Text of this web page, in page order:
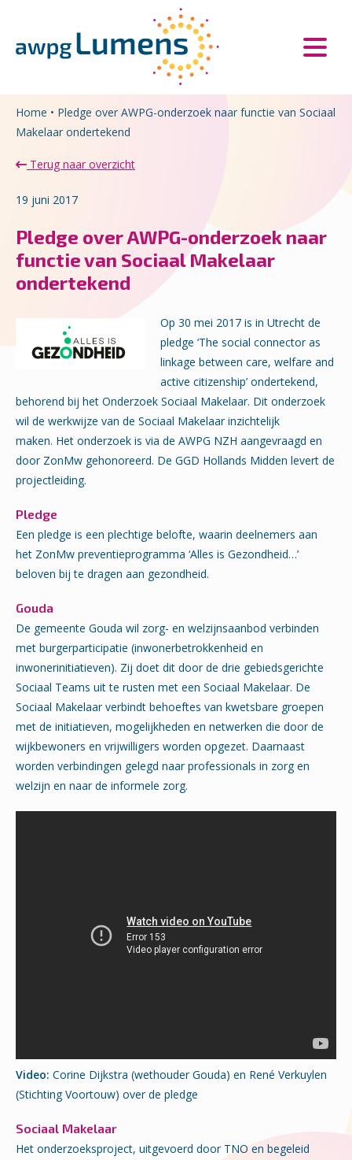
Home • Pledge over AWPG-onderzoek naar functie van Sociaal
Makelaar ondertekend
Terug naar overzicht
19 juni 2017
Pledge over AWPG-onderzoek naar
functie van Sociaal Makelaar
ondertekend
Op 30 mei 2017 is in Utrecht de
pledge ‘The social connector as
linkage between care, welfare and
active citizenship’ ondertekend,
behorend bij het Onderzoek Sociaal Makelaar. Dit onderzoek
wil de werkwijze van de Sociaal Makelaar inzichtelijk
maken. Het onderzoek is via de AWPG NZH aangevraagd en
door ZonMw gehonoreerd. De GGD Hollands Midden levert de
projectleiding.
Pledge
Een pledge is een plechtige belofte, waarin deelnemers aan
het ZonMw preventieprogramma ‘Alles is Gezondheid…’
beloven bij te dragen aan gezondheid.
Gouda
De gemeente Gouda wil zorg- en welzijnsaanbod verbinden
met burgerparticipatie (inwonerbetrokkenheid en
inwonerinitiatieven). Zij doet dit door de drie gebiedsgerichte
Sociaal Teams uit te rusten met een Sociaal Makelaar. De
Sociaal Makelaar verbindt behoeftes van kwetsbare groepen
met de initiatieven, mogelijkheden en netwerken die door de
wijkbewoners en vrijwilligers worden opgezet. Daarnaast
worden verbindingen gelegd naar professionals in zorg en
welzijn en naar de informele zorg.
Video: Corine Dijkstra (wethouder Gouda) en René Verkuylen
(Stichting Voortouw) over de pledge
Sociaal Makelaar
Het onderzoeksproject, uitgevoerd door TNO en begeleid